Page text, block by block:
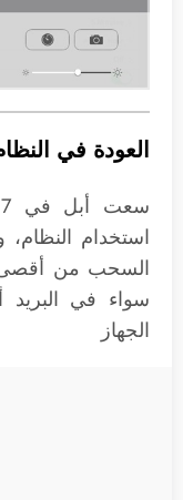
العودة في
استخدام
السحب من أقصى
سواء في
الجهاز